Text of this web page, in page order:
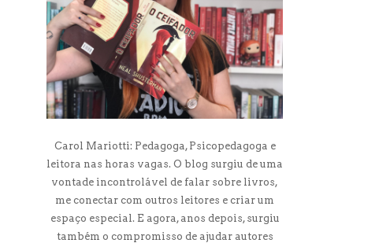
Carol Mariotti: Pedagoga, Psicopedagoga e
leitora nas horas vagas. O blog surgiu de uma
vontade incontrolável de falar sobre livros,
me conectar com outros leitores e criar um
espaço especial. E agora, anos depois, surgiu
também o compromisso de ajudar autores